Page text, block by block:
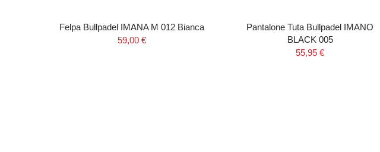
Felpa Bullpadel IMANA M 012 Bianca
59,00 €
Pantalone Tuta Bullpadel IMANO
BLACK 005
55,95 €